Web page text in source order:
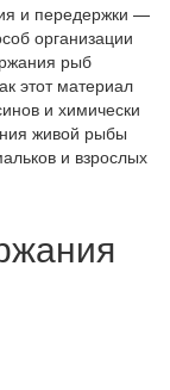
и передержки —
организации
рыб
этот материал
и химически
живой рыбы
и взрослых